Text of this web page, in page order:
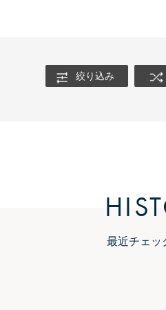
絞り込み
最近チェッ